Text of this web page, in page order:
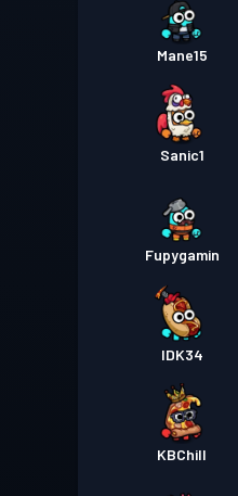
Mane15
Sanic1
Fupygamin
IDK34
KBChill